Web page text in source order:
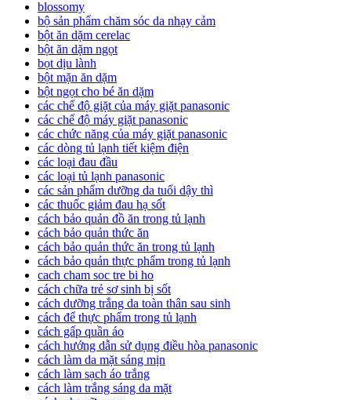
blossomy
bộ sản phẩm chăm sóc da nhạy cảm
bột ăn dặm cerelac
bột ăn dặm ngọt
bọt dịu lành
bột mặn ăn dặm
bột ngọt cho bé ăn dặm
các chế độ giặt của máy giặt panasonic
các chế độ máy giặt panasonic
các chức năng của máy giặt panasonic
các dòng tủ lạnh tiết kiệm điện
các loại đau đầu
các loại tủ lạnh panasonic
các sản phẩm dưỡng da tuổi dậy thì
các thuốc giảm đau hạ sốt
cách bảo quản đồ ăn trong tủ lạnh
cách bảo quản thức ăn
cách bảo quản thức ăn trong tủ lạnh
cách bảo quản thực phẩm trong tủ lạnh
cach cham soc tre bi ho
cách chữa trẻ sơ sinh bị sốt
cách dưỡng trắng da toàn thân sau sinh
cách để thực phẩm trong tủ lạnh
cách gấp quần áo
cách hướng dẫn sử dụng điều hòa panasonic
cách làm da mặt sáng mịn
cách làm sạch áo trắng
cách làm trắng sáng da mặt